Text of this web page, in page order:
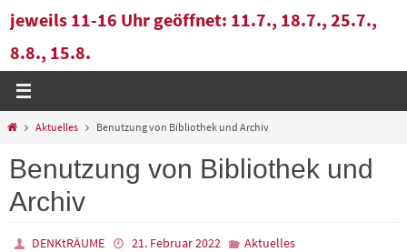
jeweils 11-16 Uhr geöffnet: 11.7., 18.7., 25.7.,
8.8., 15.8.
StartAktuelles Benutzung von Bibliothek und Archiv
Benutzung von Bibliothek und
Archiv
DENKtRÄUME 21. Februar 2022 Aktuelles